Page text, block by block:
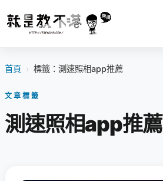
首頁 › 標籤：測速照相app推薦
文章標籤
測速照相app推薦